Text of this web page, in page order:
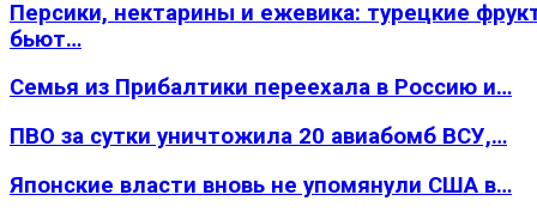
Персики, нектарины и ежевика: турецкие
бьют…
Семья из Прибалтики переехала в Россию и…
ПВО за сутки уничтожила 20 авиабомб ВСУ,…
Японские власти вновь не упомянули США в…